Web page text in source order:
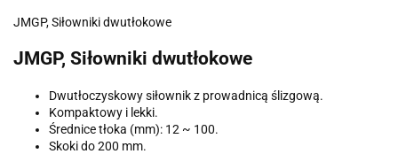
JMGP, Siłowniki dwutłokowe
JMGP, Siłowniki dwutłokowe
Dwutłoczyskowy siłownik z prowadnicą ślizgową.
Kompaktowy i lekki.
Średnice tłoka (mm): 12 ~ 100.
Skoki do 200 mm.